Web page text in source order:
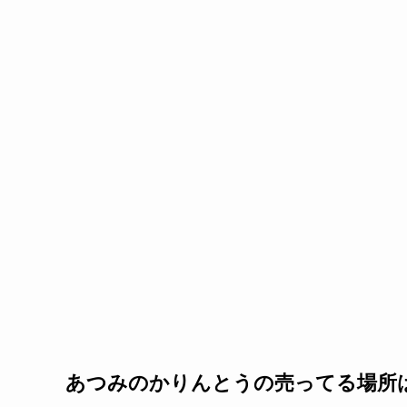
あつみのかりんとうの売ってる場所